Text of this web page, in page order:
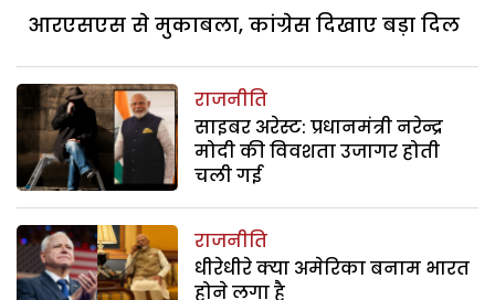
आरएसएस से मुकाबला, कांग्रेस दिखाए बड़ा दिल
राजनीति
साइबर अरेस्ट: प्रधानमंत्री नरेन्द्र
मोदी की विवशता उजागर होती
चली गई
राजनीति
धीरेधीरे क्या अमेरिका बनाम भारत
होने लगा है